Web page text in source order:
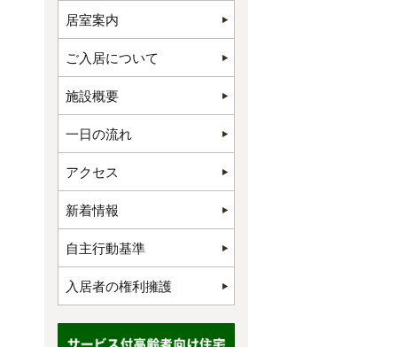
居室案内
ご入居について
施設概要
一日の流れ
アクセス
新着情報
自主行動基準
入居者の権利擁護